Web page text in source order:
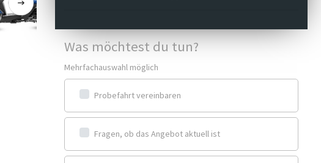
Was möchtest du tun?
Mehrfachauswahl möglich
Probefahrt vereinbaren
Fragen, ob das Angebot aktuell ist